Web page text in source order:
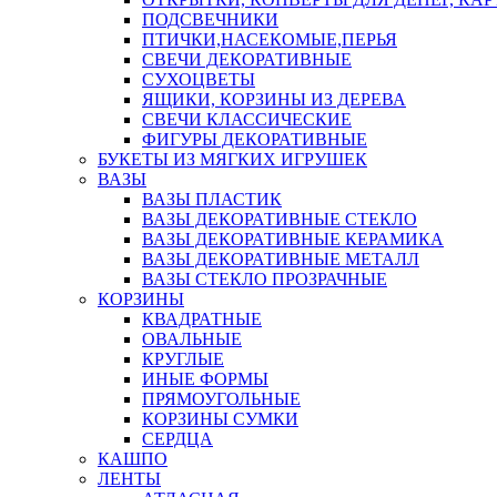
ПОДСВЕЧНИКИ
ПТИЧКИ,НАСЕКОМЫЕ,ПЕРЬЯ
СВЕЧИ ДЕКОРАТИВНЫЕ
СУХОЦВЕТЫ
ЯЩИКИ, КОРЗИНЫ ИЗ ДЕРЕВА
СВЕЧИ КЛАССИЧЕСКИЕ
ФИГУРЫ ДЕКОРАТИВНЫЕ
БУКЕТЫ ИЗ МЯГКИХ ИГРУШЕК
ВАЗЫ
ВАЗЫ ПЛАСТИК
ВАЗЫ ДЕКОРАТИВНЫЕ СТЕКЛО
ВАЗЫ ДЕКОРАТИВНЫЕ КЕРАМИКА
ВАЗЫ ДЕКОРАТИВНЫЕ МЕТАЛЛ
ВАЗЫ СТЕКЛО ПРОЗРАЧНЫЕ
КОРЗИНЫ
КВАДРАТНЫЕ
ОВАЛЬНЫЕ
КРУГЛЫЕ
ИНЫЕ ФОРМЫ
ПРЯМОУГОЛЬНЫЕ
КОРЗИНЫ СУМКИ
СЕРДЦА
КАШПО
ЛЕНТЫ